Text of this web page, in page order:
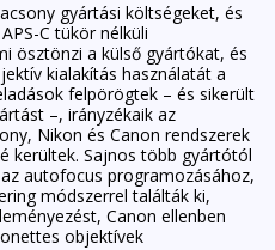
gyártási költségeket, és
C tükör nélküli
ösztönzi a külső gyártókat, és
kialakítás használatát a
felpörögtek – és sikerült
–, irányzékaik az
Nikon és Canon rendszerek
kerültek. Sajnos több gyártótól
autofocus programozásához,
módszerrel találták ki,
Canon ellenben
objektívek